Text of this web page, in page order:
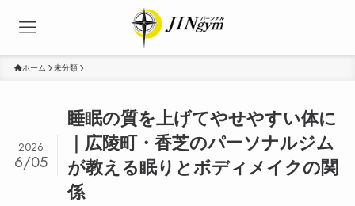
ホーム 未分類
睡眠の質を上げてやせやすい体に
｜広陵町・香芝のパーソナルジム
が教える眠りとボディメイクの関
係
2026
6/05